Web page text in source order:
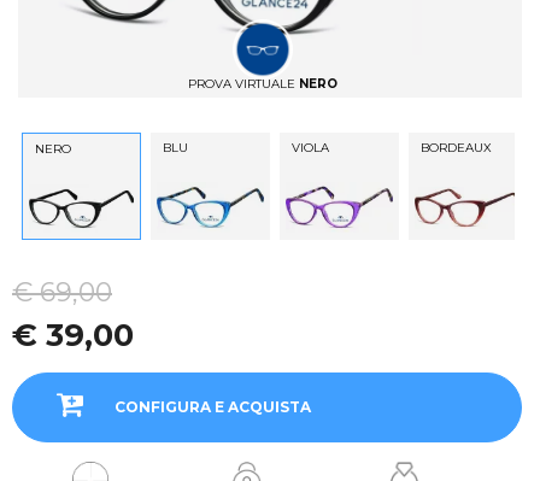
PROVA VIRTUALE NERO
NERO BLU VIOLA BORDEAUX
€ 69,00
€ 39,00
CONFIGURA E ACQUISTA